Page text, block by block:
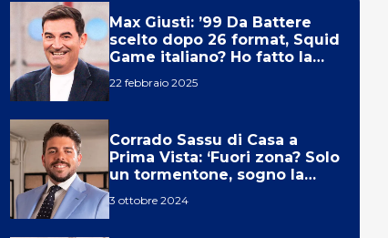
Max Giusti: ’99 Da Battere
scelto dopo 26 format, Squid
Game italiano? Ho fatto la
22 febbraio 2025
Corrado Sassu di Casa a
Prima Vista: ‘Fuori zona? Solo
un tormentone, sogno la
3 ottobre 2024